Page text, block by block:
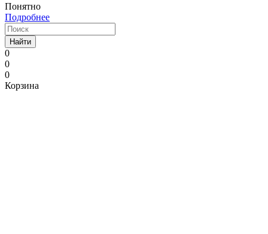
Понятно
Подробнее
Найти
0
0
0
Корзина